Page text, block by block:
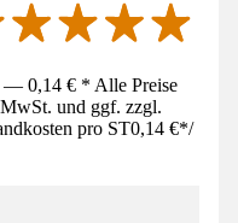
— 0,14 € * Alle Preise
und ggf. zzgl.
pro ST0,14 €*/